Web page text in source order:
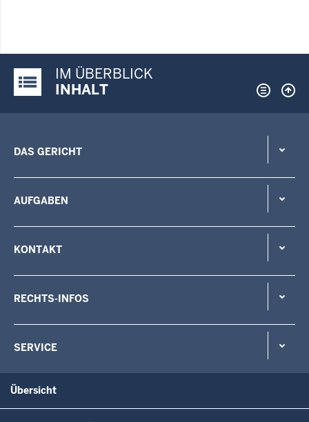
Justiz-Portal im Überblick:
IM ÜBERBLICK
INHALT
DAS GERICHT
AUFGABEN
KONTAKT
RECHTS-INFOS
SERVICE
Übersicht